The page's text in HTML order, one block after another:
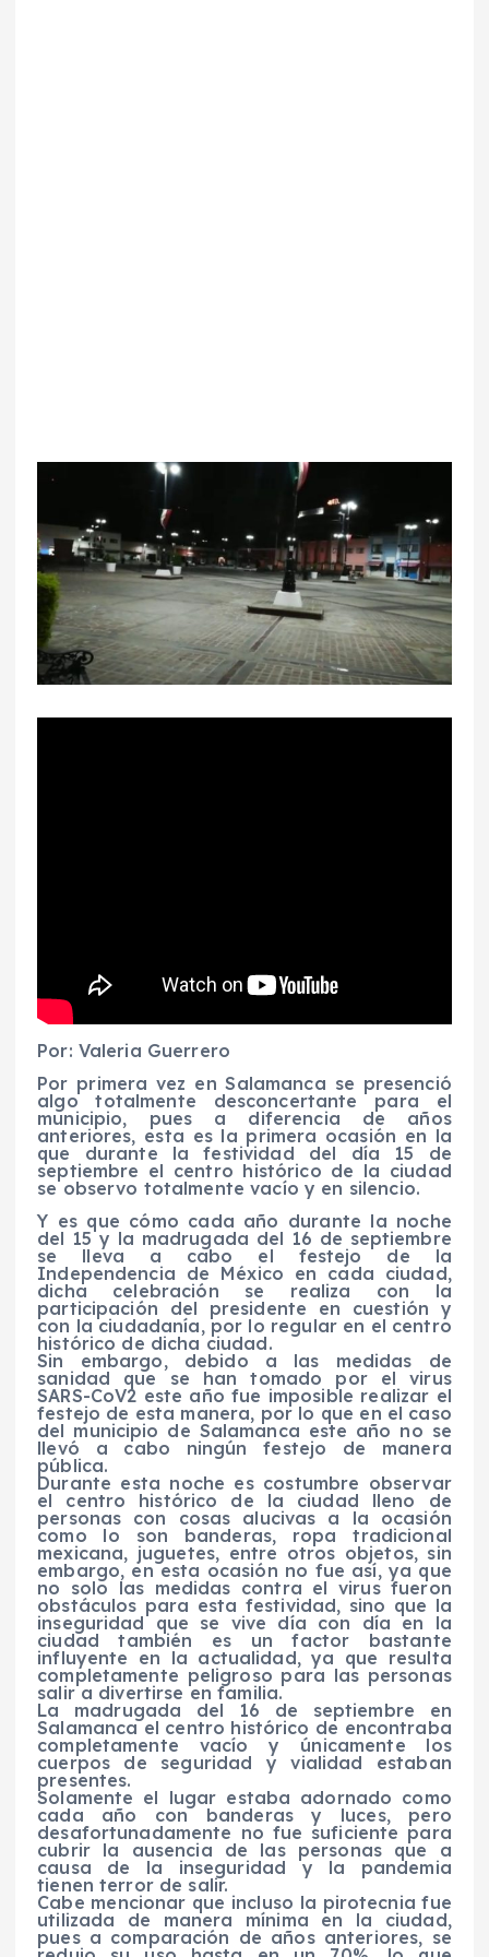
Por: Valeria Guerrero
Por primera vez en Salamanca se presenció
algo totalmente desconcertante para el
municipio, pues a diferencia de años
anteriores, esta es la primera ocasión en la
que durante la festividad del día 15 de
septiembre el centro histórico de la ciudad
se observo totalmente vacío y en silencio.
Y es que cómo cada año durante la noche
del 15 y la madrugada del 16 de septiembre
se lleva a cabo el festejo de la
Independencia de México en cada ciudad,
dicha celebración se realiza con la
participación del presidente en cuestión y
con la ciudadanía, por lo regular en el centro
histórico de dicha ciudad.
Sin embargo, debido a las medidas de
sanidad que se han tomado por el virus
SARS-CoV2 este año fue imposible realizar el
festejo de esta manera, por lo que en el caso
del municipio de Salamanca este año no se
llevó a cabo ningún festejo de manera
pública.
Durante esta noche es costumbre observar
el centro histórico de la ciudad lleno de
personas con cosas alucivas a la ocasión
como lo son banderas, ropa tradicional
mexicana, juguetes, entre otros objetos, sin
embargo, en esta ocasión no fue así, ya que
no solo las medidas contra el virus fueron
obstáculos para esta festividad, sino que la
inseguridad que se vive día con día en la
ciudad también es un factor bastante
influyente en la actualidad, ya que resulta
completamente peligroso para las personas
salir a divertirse en familia.
La madrugada del 16 de septiembre en
Salamanca el centro histórico de encontraba
completamente vacío y únicamente los
cuerpos de seguridad y vialidad estaban
presentes.
Solamente el lugar estaba adornado como
cada año con banderas y luces, pero
desafortunadamente no fue suficiente para
cubrir la ausencia de las personas que a
causa de la inseguridad y la pandemia
tienen terror de salir.
Cabe mencionar que incluso la pirotecnia fue
utilizada de manera mínima en la ciudad,
pues a comparación de años anteriores, se